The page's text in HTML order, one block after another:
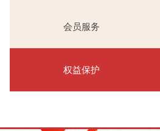
会员服务
权益保护